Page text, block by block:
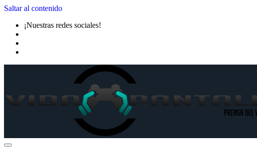
Saltar al contenido
¡Nuestras redes sociales!